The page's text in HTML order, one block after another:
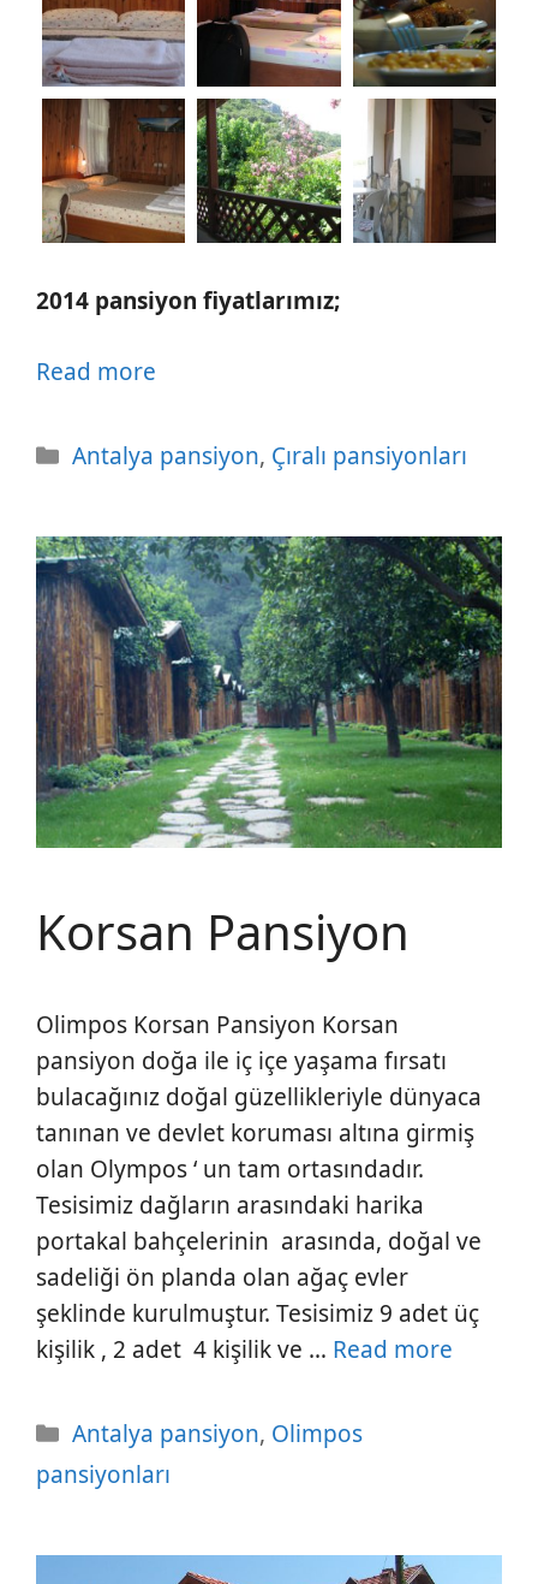
2014 pansiyon fiyatlarımız;
Read more
Kategoriler
Antalya pansiyon, Çıralı pansiyonları
Korsan Pansiyon
Olimpos Korsan Pansiyon Korsan
pansiyon doğa ile iç içe yaşama fırsatı
bulacağınız doğal güzellikleriyle dünyaca
tanınan ve devlet koruması altına girmiş
olan Olympos ‘ un tam ortasındadır.
Tesisimiz dağların arasındaki harika
portakal bahçelerinin arasında, doğal ve
sadeliği ön planda olan ağaç evler
şeklinde kurulmuştur. Tesisimiz 9 adet üç
kişilik , 2 adet 4 kişilik ve … Read more
Kategoriler
Antalya pansiyon, Olimpos
pansiyonları